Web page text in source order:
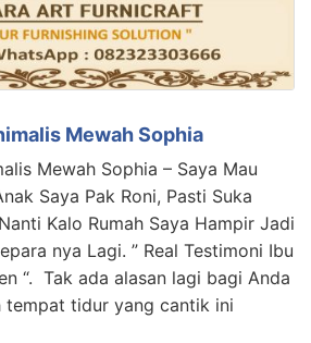
Mewah Sophia
Mewah Sophia – Saya Mau
Saya Pak Roni, Pasti Suka
Kalo Rumah Saya Hampir Jadi
nya Lagi. ” Real Testimoni Ibu
“. Tak ada alasan lagi bagi Anda
tempat tidur yang cantik ini